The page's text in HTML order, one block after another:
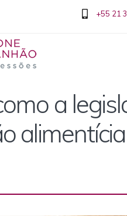
+55 21
a